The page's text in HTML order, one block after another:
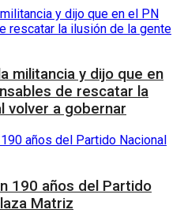
militancia y dijo que en
de rescatar la
volver a gobernar
190 años del Partido
Matriz